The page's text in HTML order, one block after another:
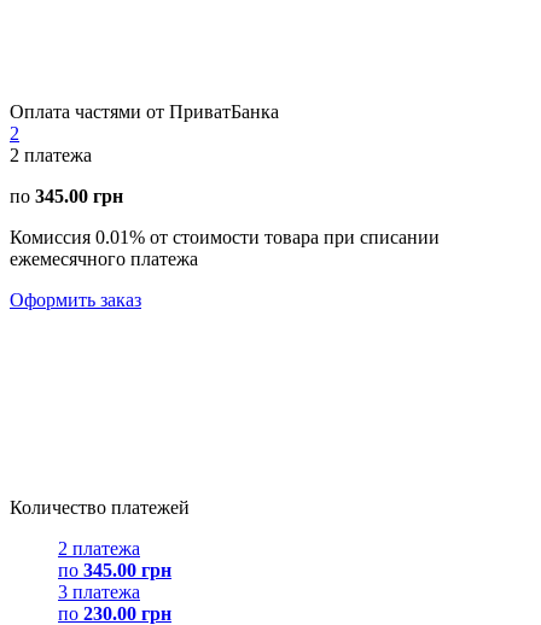
Оплата частями от ПриватБанка
2
2 платежа
по 345.00 грн
Комиссия 0.01% от стоимости товара при списании
ежемесячного платежа
Оформить заказ
Количество платежей
2 платежа
по 345.00 грн
3 платежа
по 230.00 грн